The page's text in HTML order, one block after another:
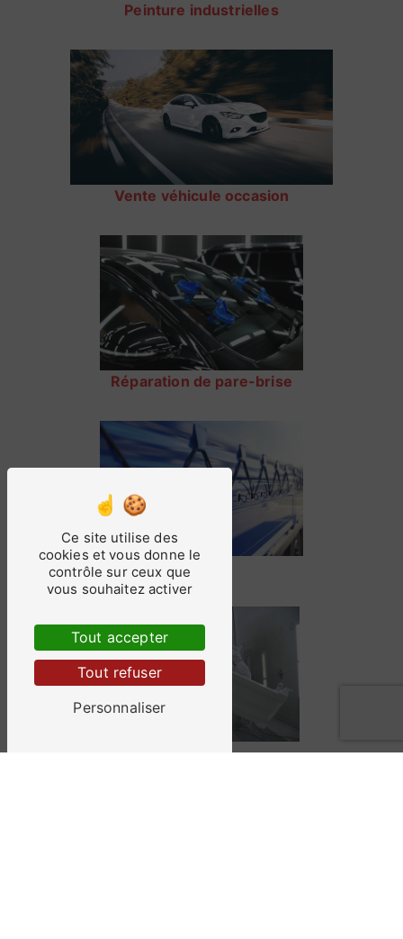
Peinture industrielles
Vente véhicule occasion
Réparation de pare-brise
Bâche
Ce site utilise des
cookies et vous donne le
contrôle sur ceux que
vous souhaitez activer
Tout accepter
Tout refuser
Personnaliser